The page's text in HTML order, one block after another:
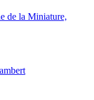
de la Miniature,